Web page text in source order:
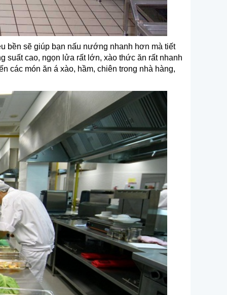
bền sẽ giúp bạn nấu nướng nhanh hơn mà tiết
suất cao, ngọn lửa rất lớn, xào thức ăn rất nhanh
các món ăn á xào, hầm, chiên trong nhà hàng,